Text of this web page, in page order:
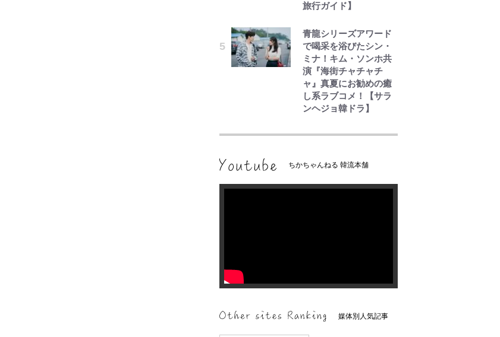
旅行ガイド】
青龍シリーズアワード
で喝采を浴びたシン・
ミナ！キム・ソンホ共
演『海街チャチャチ
ャ』真夏にお勧めの癒
し系ラブコメ！【サラ
ンヘジョ韓ドラ】
ちかちゃんねる 韓流本舗
媒体別人気記事